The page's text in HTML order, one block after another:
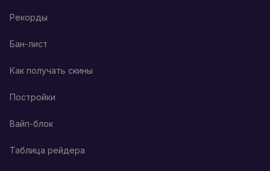
Рекорды
Бан-лист
Как получать скины
Постройки
Вайп-блок
Таблица рейдера